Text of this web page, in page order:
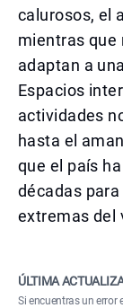
calurosos, el
mientras que
adaptan a
Espacios
actividades
hasta el
que el país
décadas
extremas del
ÚLTIMA
Si encuentras un error